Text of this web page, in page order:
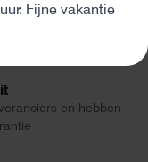
en hebben
Fijne vakantie